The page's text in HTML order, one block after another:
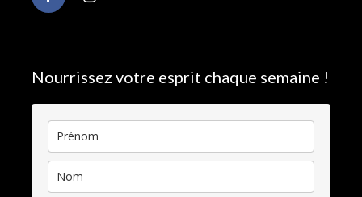
Nourrissez votre esprit chaque semaine !